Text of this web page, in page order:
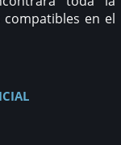
en el